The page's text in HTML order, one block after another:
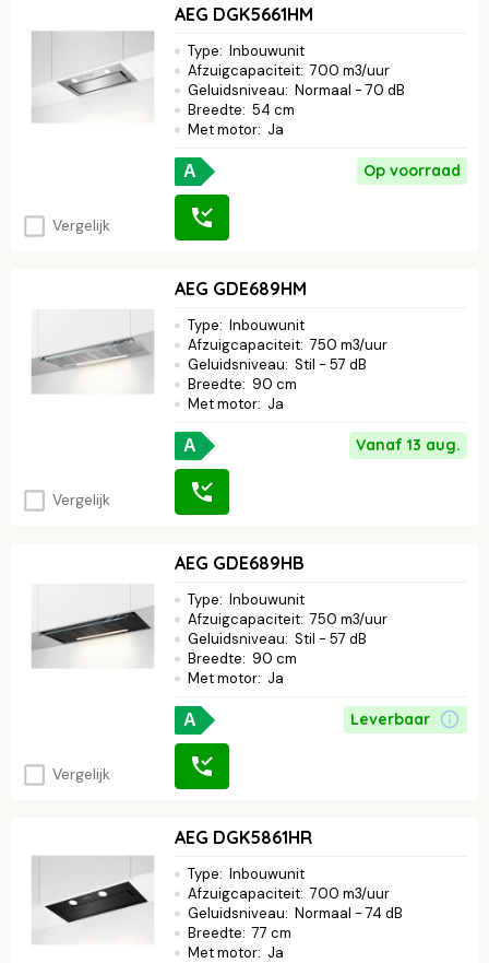
Vergelijk
AEG DGK5661HM
Type: Inbouwunit
Afzuigcapaciteit: 700 m3/uur
Geluidsniveau: Normaal - 70 dB
Breedte: 54 cm
Met motor: Ja
A Op voorraad
Vergelijk
AEG GDE689HM
Type: Inbouwunit
Afzuigcapaciteit: 750 m3/uur
Geluidsniveau: Stil - 57 dB
Breedte: 90 cm
Met motor: Ja
A Vanaf 13 aug.
Vergelijk
AEG GDE689HB
Type: Inbouwunit
Afzuigcapaciteit: 750 m3/uur
Geluidsniveau: Stil - 57 dB
Breedte: 90 cm
Met motor: Ja
A Leverbaar
AEG DGK5861HR
Type: Inbouwunit
Afzuigcapaciteit: 700 m3/uur
Geluidsniveau: Normaal - 74 dB
Breedte: 77 cm
Met motor: Ja